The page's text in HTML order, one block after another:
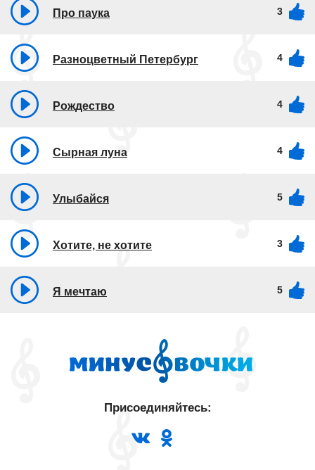
Про паука 3
Разноцветный Петербург 4
Рождество 4
Сырная луна 4
Улыбайся 5
Хотите, не хотите 3
Я мечтаю 5
Присоединяйтесь: